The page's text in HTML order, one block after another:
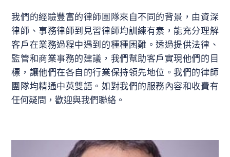
我們的經驗豐富的律師團隊來自不同的背景，由資深
律師、事務律師到見習律師均訓練有素，能充分理解
客戶在業務過程中遇到的種種困難。透過提供法律、
監管和商業事務的建議，我們幫助客戶實現他們的目
標，讓他們在各自的行業保持領先地位。我們的律師
團隊均精通中英雙語。如對我們的服務內容和收費有
任何疑問，歡迎與我們聯絡。